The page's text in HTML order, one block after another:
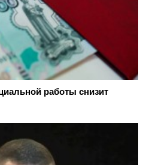
работы снизит